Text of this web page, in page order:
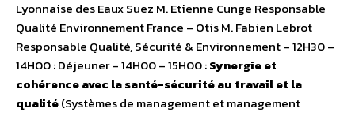
Lyonnaise des Eaux Suez M. Etienne Cunge Responsable
Qualité Environnement France – Otis M. Fabien Lebrot
Responsable Qualité, Sécurité & Environnement – 12H30 –
14H00 : Déjeuner – 14H00 – 15H00 :Synergie et
cohérence avec la santé-sécurité au travail et la
qualité(Systèmes de management et management